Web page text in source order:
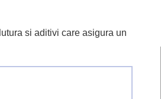
si aditivi care asigura un